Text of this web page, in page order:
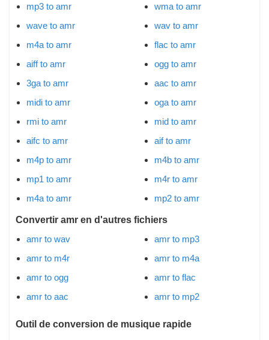
mp3 to amr
wave to amr
m4a to amr
aiff to amr
3ga to amr
midi to amr
rmi to amr
aifc to amr
m4p to amr
mp1 to amr
m4a to amr
wma to amr
wav to amr
flac to amr
ogg to amr
aac to amr
oga to amr
mid to amr
aif to amr
m4b to amr
m4r to amr
mp2 to amr
Convertir amr en d'autres fichiers
amr to wav
amr to m4r
amr to ogg
amr to aac
amr to mp3
amr to m4a
amr to flac
amr to mp2
Outil de conversion de musique rapide